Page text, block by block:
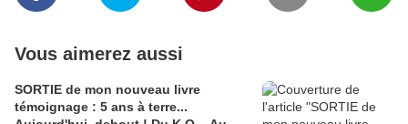
Vous aimerez aussi
SORTIE de mon nouveau livre
témoignage : 5 ans à terre...